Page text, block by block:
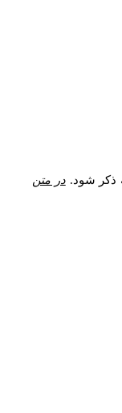
ذکر شود. در متن